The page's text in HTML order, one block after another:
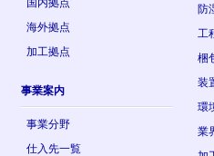
国内拠点
海外拠点
加工拠点
事業案内
事業分野
仕入先一覧
防
工
梱
装
環
業